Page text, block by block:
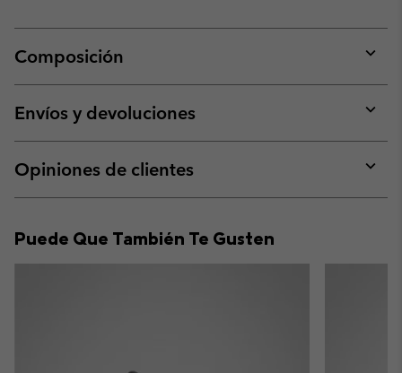
Composición
or
Envíos y devoluciones
or
Opiniones de clientes
or
Puede Que También Te Gusten